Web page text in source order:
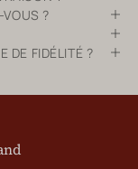
?
DE FIDÉLITÉ ?